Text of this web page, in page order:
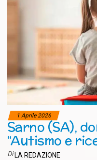
1 Aprile 2026
Sarno (SA),
“Autismo e
Di LA REDAZIONE